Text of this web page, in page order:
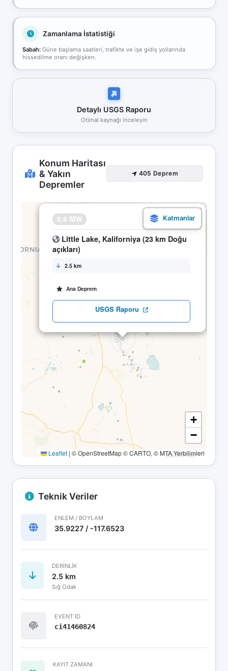
Zamanlama İstatistiği
Sabah: Güne başlama saatleri, trafikte ve işe gidiş yollarında
hissedilme oranı değişken.
Detaylı USGS Raporu
Orjinal kaynağı inceleyin
Konum Haritası
& Yakın
Depremler
405 Deprem
0.6 MW 10.05 07:34
Little Lake, Kaliforniya (23 km Doğu
açıkları)
2.5 km
Ana Deprem
USGS Raporu
×
+
−
Leaflet | © OpenStreetMap © CARTO, © MTA Yerbilimleri
Teknik Veriler
ENLEM / BOYLAM
35.9227 / -117.6523
DERINLIK
2.5 km
Sığ Odak
EVENT ID
ci41460824
KAYIT ZAMANI